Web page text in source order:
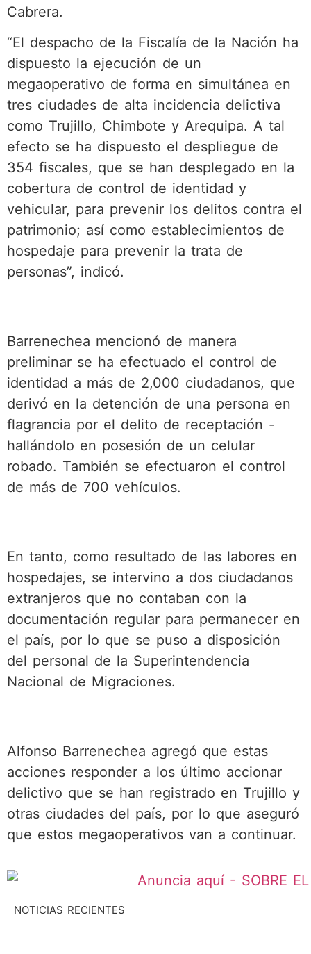
Cabrera.
“El despacho de la Fiscalía de la Nación ha
dispuesto la ejecución de un
megaoperativo de forma en simultánea en
tres ciudades de alta incidencia delictiva
como Trujillo, Chimbote y Arequipa. A tal
efecto se ha dispuesto el despliegue de
354 fiscales, que se han desplegado en la
cobertura de control de identidad y
vehicular, para prevenir los delitos contra el
patrimonio; así como establecimientos de
hospedaje para prevenir la trata de
personas”, indicó.
Barrenechea mencionó de manera
preliminar se ha efectuado el control de
identidad a más de 2,000 ciudadanos, que
derivó en la detención de una persona en
flagrancia por el delito de receptación -
hallándolo en posesión de un celular
robado. También se efectuaron el control
de más de 700 vehículos.
En tanto, como resultado de las labores en
hospedajes, se intervino a dos ciudadanos
extranjeros que no contaban con la
documentación regular para permanecer en
el país, por lo que se puso a disposición
del personal de la Superintendencia
Nacional de Migraciones.
Alfonso Barrenechea agregó que estas
acciones responder a los último accionar
delictivo que se han registrado en Trujillo y
otras ciudades del país, por lo que aseguró
que estos megaoperativos van a continuar.
NOTICIAS RECIENTES